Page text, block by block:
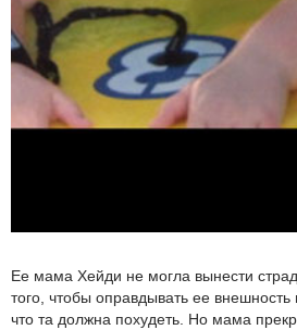
Ее мама Хейди не могла вынести
того, чтобы оправдывать ее внешность
что та должна похудеть. Но мама